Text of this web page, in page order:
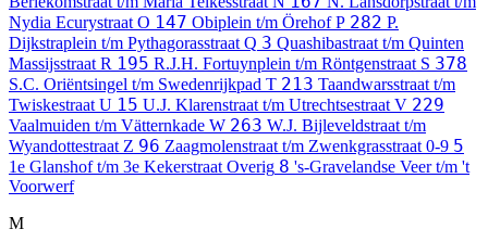
Nydia Ecurystraat O 147 Obiplein t/m ÖrehofP 282 P.
Dijkstraplein t/m Pythagorasstraat Q 3 Quashibastraat t/m Quinten
Massijsstraat R 195 R.J.H. Fortuynplein t/m Röntgenstraat S 378
S.C. Oriëntsingel t/m Swedenrijkpad T 213 Taandwarsstraat t/m
Twiskestraat U 15 U.J. Klarenstraat t/m Utrechtsestraat V 229
Vaalmuiden t/m Vätternkade W 263 W.J. Bijleveldstraat t/m
Wyandottestraat Z 96 Zaagmolenstraat t/m Zwenkgrasstraat 0-9 5
1e Glanshof t/m 3e Kekerstraat Overig 8 's-Gravelandse Veer t/m 't
Voorwerf
M